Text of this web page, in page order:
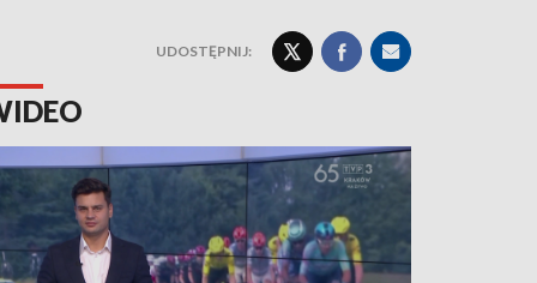
UDOSTĘPNIJ: